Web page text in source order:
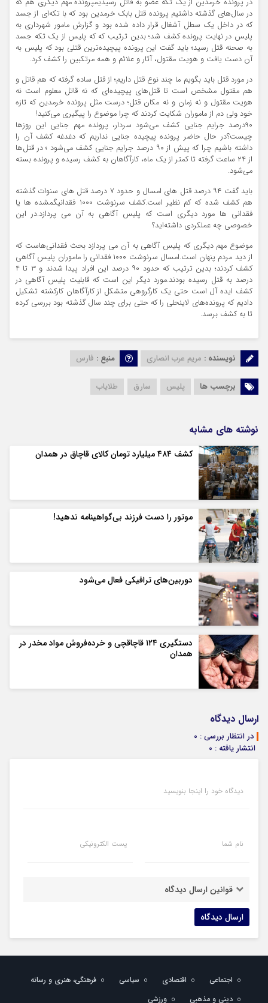
در سال‌های گذشته داشتیم پرونده قتل بابک خرمدین بود که با تکه‌ای از جسد
که در داخل یک سطل آشغال قرار داده شده بود و گزارش مامور شهرداری به
پلیس در نهایت پرونده کشف شد؛ بدین ترتیب که که پلیس از یک تکه جسد
به صحنه قتل رسید؛ باید گفت این پرونده پیچیده‌ترین قتلی بود که پلیس به
آن دست یافت و هویت مقتول، آثار و علائم و همه مرتکبین را کشف کرد.
در مورد قتل باید بگویم ما چند نوع قتل داریم؛ از قتل ساده گرفته که هم قاتل و
هم مقتول مشخص است تا قتل‌های پیچیده‌ای که نه قاتل معلوم است نه
هویت مقتول و نه زمان و نه مکان قتل؛ درست مثل پرونده خرمدین که تازه
خود ولی دم از ماموران شکایت کردند که چرا موضوع را پیگیری می‌کنید!
90درصد جرایم جنایی کشف می‌شود سردار، پرونده مهم جنایی این روزها
چیست؟در حال حاضر پرونده پیچیده جنایی نداریم که دغدغه کشف آن را
داشته باشیم چرا که پیش از ۹۰ درصد جرایم جنایی کشف می‌شود ؛ در قتل‌ها
از ۲۴ ساعت گرفته تا کمتر از یک ماه، کارآگاهان به کشف رسیده و پرونده بسته
می‌شود.
باید گفت ۹۴ درصد قتل های امسال و حدود ۷ درصد قتل های سنوات گذشته
هم کشف شده که کم نظیر است.کشف سرنوشت 1000 فقدانیگمشده ها یا
فقدانی ها مورد دیگری است که پلیس آگاهی به آن می پردازد.در این
خصوصی چه عملکردی داشته‌اید؟
موضوع مهم دیگری که پلیس آگاهی به آن می پردازد بحث فقدانی‌هاست که
از دید مردم پنهان است.امسال سرنوشت ۱۰۰۰ فقدانی را ماموران پلیس آگاهی
کشف کردند؛ بدین ترتیب که حدود ۹۰ درصد این افراد پیدا شدند و ۳ تا ۴
درصد به قتل رسیده بودند.مورد دیگر این است که قابلیت پلیس آگاهی در
کشف ایده آل است حتی یک کارگروهی متشکل از کارآگاهان کارکشته تشکیل
دادیم که پرونده‌های لاینحلی را که حتی برای چند سال گذشته بود بررسی کرده
تا به کشف برسد.
نویسنده : مریم عرب انصاری منبع : فارس
برچسب ها پلیس سارق طلایاب
نوشته های مشابه
کشف ۴۸۴ میلیارد تومان کالای قاچاق در همدان
موتور را دست فرزند بی‌گواهینامه ندهید!
دوربین‌های ترافیکی فعال می‌شود
دستگیری ۱۲۴ قاچاقچی و‌ خرده‌فروش مواد مخدر در
همدان
ارسال دیدگاه
در انتظار بررسی : 0
انتشار یافته : 0
دیدگاه خود را اینجا بنویسید
نام شما پست الکترونیکی
قوانین ارسال دیدگاه
اجتماعی اقتصادی سیاسی
فرهنگی، هنری و رسانه
دینی و مذهبی
ورزشی